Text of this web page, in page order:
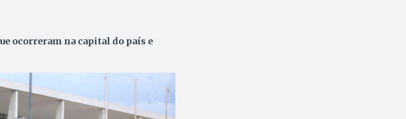
ocorreram na capital do país e